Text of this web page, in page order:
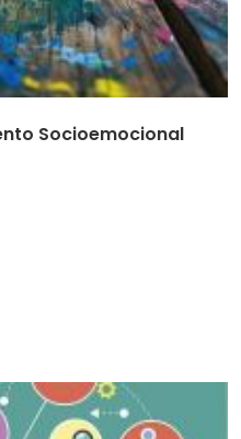
Socioemocional